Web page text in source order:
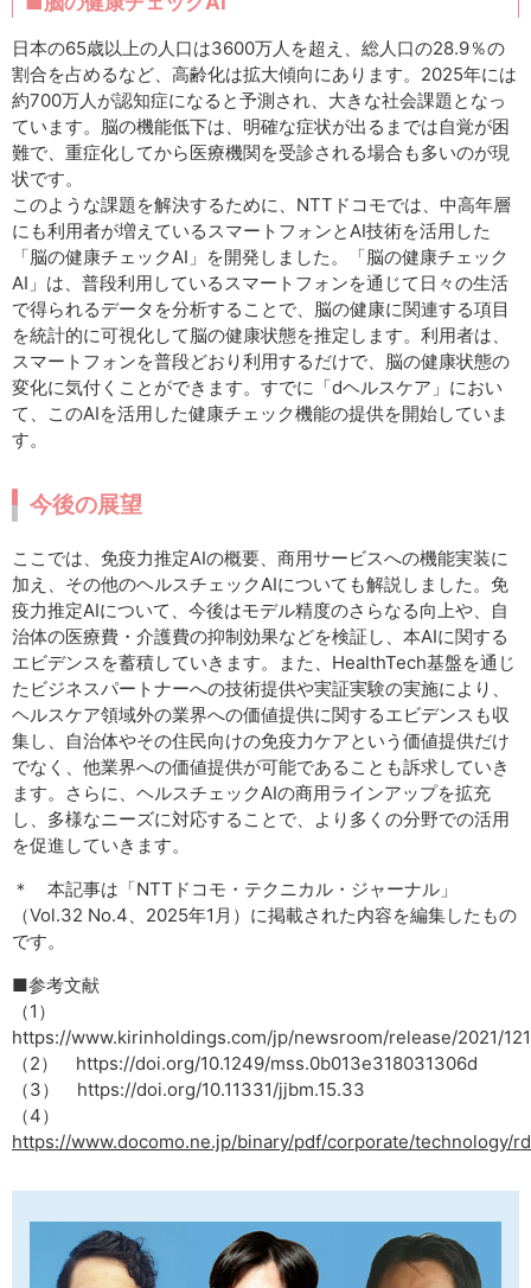
日本の65歳以上の人口は3600万人を超え、総人口の28.9％の
割合を占めるなど、高齢化は拡大傾向にあります。2025年には
約700万人が認知症になると予測され、大きな社会課題となっ
ています。脳の機能低下は、明確な症状が出るまでは自覚が困
難で、重症化してから医療機関を受診される場合も多いのが現
状です。
このような課題を解決するために、NTTドコモでは、中高年層
にも利用者が増えているスマートフォンとAI技術を活用した
「脳の健康チェックAI」を開発しました。「脳の健康チェック
AI」は、普段利用しているスマートフォンを通じて日々の生活
で得られるデータを分析することで、脳の健康に関連する項目
を統計的に可視化して脳の健康状態を推定します。利用者は、
スマートフォンを普段どおり利用するだけで、脳の健康状態の
変化に気付くことができます。すでに「dヘルスケア」におい
て、このAIを活用した健康チェック機能の提供を開始していま
す。
今後の展望
ここでは、免疫力推定AIの概要、商用サービスへの機能実装に
加え、その他のヘルスチェックAIについても解説しました。免
疫力推定AIについて、今後はモデル精度のさらなる向上や、自
治体の医療費・介護費の抑制効果などを検証し、本AIに関する
エビデンスを蓄積していきます。また、HealthTech基盤を通じ
たビジネスパートナーへの技術提供や実証実験の実施により、
ヘルスケア領域外の業界への価値提供に関するエビデンスも収
集し、自治体やその住民向けの免疫力ケアという価値提供だけ
でなく、他業界への価値提供が可能であることも訴求していき
ます。さらに、ヘルスチェックAIの商用ラインアップを拡充
し、多様なニーズに対応することで、より多くの分野での活用
を促進していきます。
＊ 本記事は「NTTドコモ・テクニカル・ジャーナル」
（Vol.32 No.4、2025年1月）に掲載された内容を編集したもの
です。
■参考文献
（1）
https://www.kirinholdings.com/jp/newsroom/release/2021/
（2） https://doi.org/10.1249/mss.0b013e318031306d
（3） https://doi.org/10.11331/jjbm.15.33
（4）
https://www.docomo.ne.jp/binary/pdf/corporate/technology/